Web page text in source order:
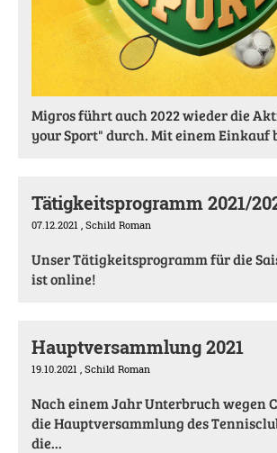
Migros führt auch 2022 wieder die
your Sport" durch. Mit einem Einkauf
Tätigkeitsprogramm 2021/
07.12.2021 , Schild Roman
Unser Tätigkeitsprogramm für die
ist online!
Hauptversammlung 2021
19.10.2021 , Schild Roman
Nach einem Jahr Unterbruch wegen
die Hauptversammlung des
die...